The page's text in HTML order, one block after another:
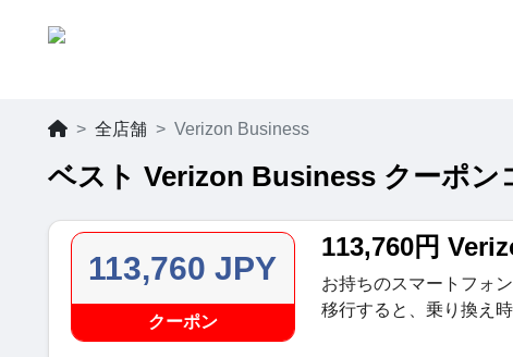
全店舗 Verizon Business
ベスト Verizon Business クーポン
113,760 JPY
クーポン
113,760円
お持ちのスマートフォ
移行すると、乗り換え